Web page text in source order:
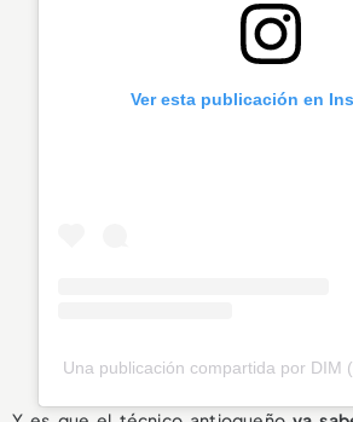
Ver esta publicación en
Una publicación compartida por DIM